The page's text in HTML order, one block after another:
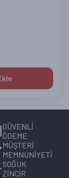
GÜVENLİ
ÖDEME
MÜŞTERİ
MEMNUNİYETİ
SOĞUK
ZİNCİR